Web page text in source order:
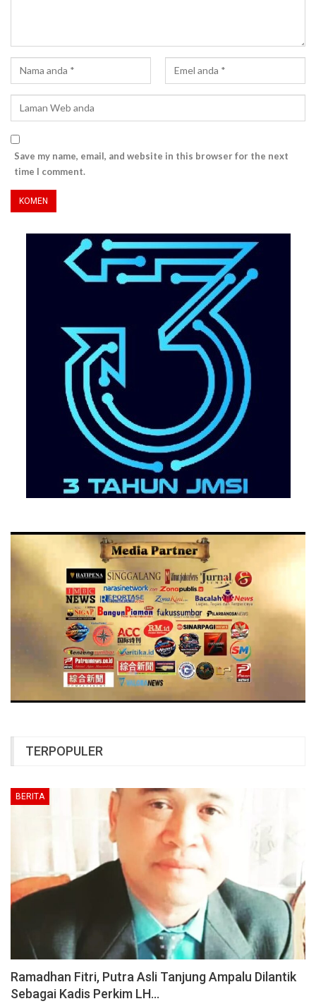
Save my name, email, and website in this browser for the next
time I comment.
TERPOPULER
BERITA
Ramadhan Fitri, Putra Asli Tanjung Ampalu Dilantik
Sebagai Kadis Perkim LH…